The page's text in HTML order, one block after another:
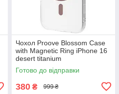
Чохол Proove Blossom Case
with Magnetic Ring iPhone 16
desert titanium
(PCBLIP160033)
Готово до відправки
380 ₴ 999 ₴